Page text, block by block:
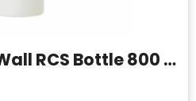
FlowLine Single Wall RCS Bottle 800 ml